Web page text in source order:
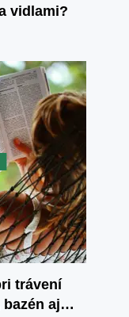
vidlami?
trávení
aj